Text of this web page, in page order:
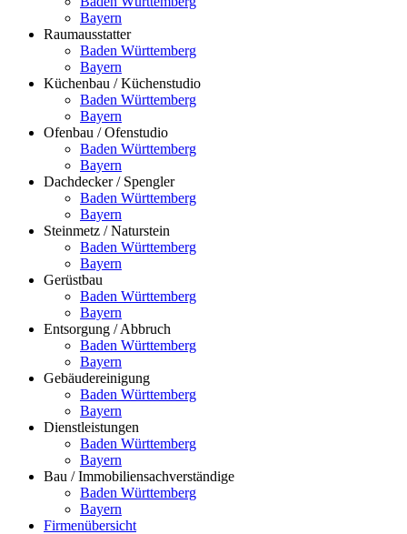
Bayern
Raumausstatter
Baden Württemberg
Bayern
Küchenbau / Küchenstudio
Baden Württemberg
Bayern
Ofenbau / Ofenstudio
Baden Württemberg
Bayern
Dachdecker / Spengler
Baden Württemberg
Bayern
Steinmetz / Naturstein
Baden Württemberg
Bayern
Gerüstbau
Baden Württemberg
Bayern
Entsorgung / Abbruch
Baden Württemberg
Bayern
Gebäudereinigung
Baden Württemberg
Bayern
Dienstleistungen
Baden Württemberg
Bayern
Bau / Immobiliensachverständige
Baden Württemberg
Bayern
Firmenübersicht